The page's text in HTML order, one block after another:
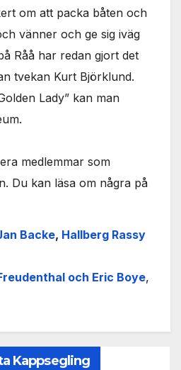
om att packa båten och
vänner och ge sig iväg
Råå har redan gjort det
tvekan Kurt Björklund.
Lady” kan man
medlemmar som
Du kan läsa om några på
Backe, Hallberg Rassy
och Eric Boye,
Kappsegling